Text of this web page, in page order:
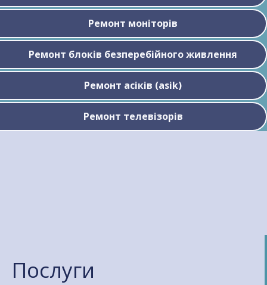
Ремонт моніторів
Ремонт блоків безперебійного живлення
Ремонт асіків (asik)
Ремонт телевізорів
Послуги